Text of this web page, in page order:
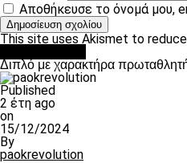
Αποθήκευσε το όνομά μου,
This site uses Akismet to
Διπλό με χαρακτήρα
Published
2 έτη ago
on
15/12/2024
By
paokrevolution